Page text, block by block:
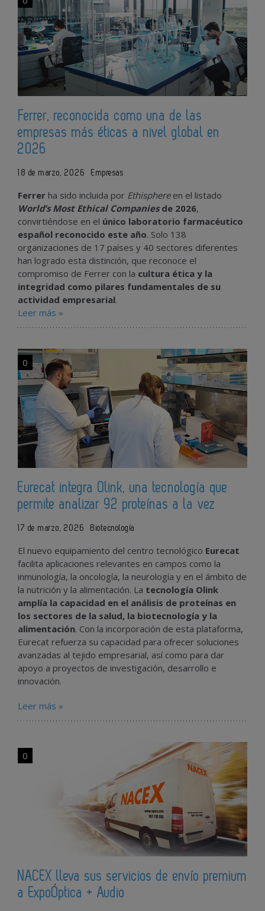
Ferrer, reconocida como una de las
empresas más éticas a nivel global en
2026
18 de marzo, 2026 Empresas
Ferrer ha sido incluida por Ethisphere en el listado
World’s Most Ethical Companies de 2026,
convirtiéndose en el único laboratorio farmacéutico
español reconocido este año. Solo 138
organizaciones de 17 países y 40 sectores diferentes
han logrado esta distinción, que reconoce el
compromiso de Ferrer con la cultura ética y la
integridad como pilares fundamentales de su
actividad empresarial.
Leer más »
0
Eurecat integra Olink, una tecnología que
permite analizar 92 proteínas a la vez
17 de marzo, 2026 Biotecnología
El nuevo equipamiento del centro tecnológico Eurecat
facilita aplicaciones relevantes en campos como la
inmunología, la oncología, la neurología y en el ámbito de
la nutrición y la alimentación. La tecnología Olink
amplía la capacidad en el análisis de proteínas en
los sectores de la salud, la biotecnología y la
alimentación. Con la incorporación de esta plataforma,
Eurecat refuerza su capacidad para ofrecer soluciones
avanzadas al tejido empresarial, así como para dar
apoyo a proyectos de investigación, desarrollo e
innovación.
Leer más »
0
NACEX lleva sus servicios de envío premium
a ExpoÓptica + Audio